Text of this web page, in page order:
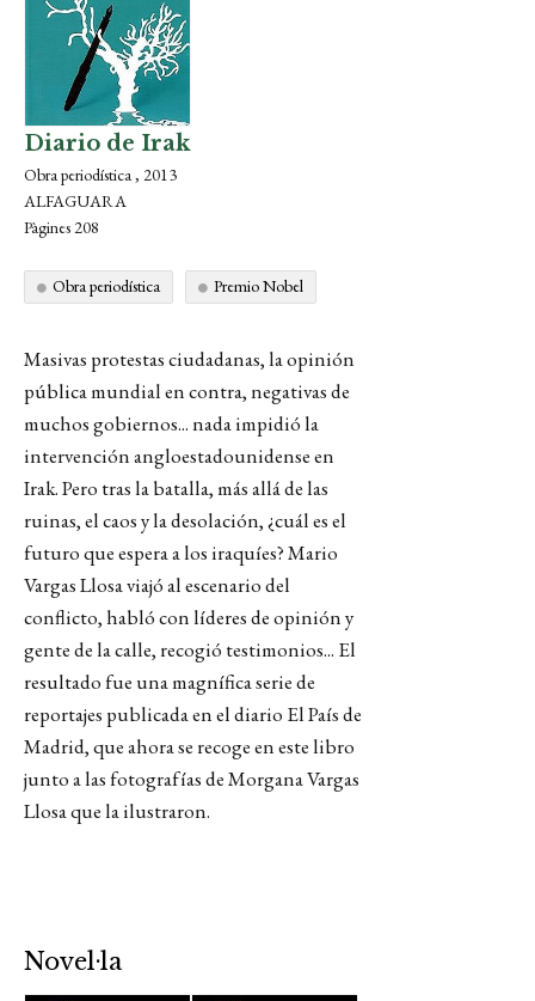
Diario de Irak
Obra periodística , 2013
ALFAGUARA
Pàgines 208
Obra periodística Premio Nobel
Masivas protestas ciudadanas, la opinión
pública mundial en contra, negativas de
muchos gobiernos... nada impidió la
intervención angloestadounidense en
Irak. Pero tras la batalla, más allá de las
ruinas, el caos y la desolación, ¿cuál es el
futuro que espera a los iraquíes? Mario
Vargas Llosa viajó al escenario del
conflicto, habló con líderes de opinión y
gente de la calle, recogió testimonios... El
resultado fue una magnífica serie de
reportajes publicada en el diario El País de
Madrid, que ahora se recoge en este libro
junto a las fotografías de Morgana Vargas
Llosa que la ilustraron.
Novel·la